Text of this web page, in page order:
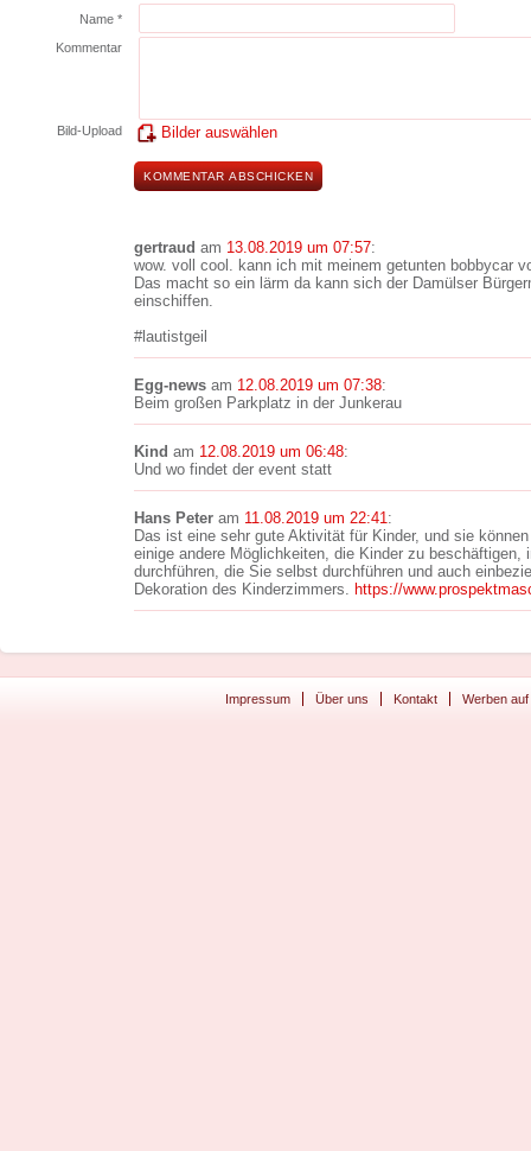
Name *
Kommentar
Bild-Upload Bilder auswählen
gertraud am 13.08.2019 um 07:57:
wow. voll cool. kann ich mit meinem getunten bobbycar
Das macht so ein lärm da kann sich der Damülser
einschiffen.
#lautistgeil
Egg-news am 12.08.2019 um 07:38:
Beim großen Parkplatz in der Junkerau
Kind am 12.08.2019 um 06:48:
Und wo findet der event statt
Hans Peter am 11.08.2019 um 22:41:
Das ist eine sehr gute Aktivität für Kinder, und sie
einige andere Möglichkeiten, die Kinder zu beschäftigen,
durchführen, die Sie selbst durchführen und auch
Dekoration des Kinderzimmers. https://
Impressum Über uns Kontakt Werben